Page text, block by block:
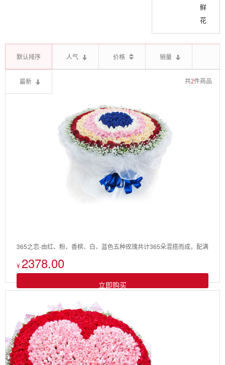
鲜
花
默认排序 人气 价格 销量
最新 共2件商品
365之恋-由红、粉、香槟、白、蓝色五种玫瑰共计365朵混搭而成，配满
天星
¥2378.00
立即购买